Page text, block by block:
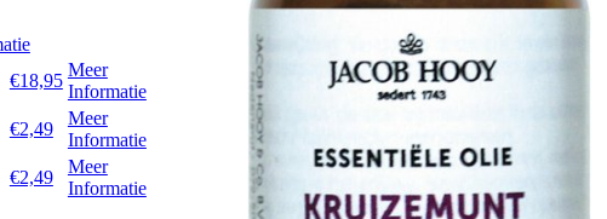
€18,95
Meer
Informatie
€2,49
Meer
Informatie
€2,49
Meer
Informatie